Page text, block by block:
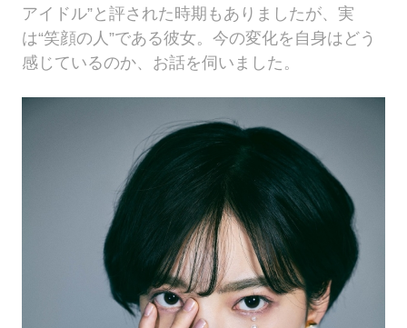
アイドル”と評された時期もありましたが、実
は“笑顔の人”である彼女。今の変化を自身はどう
感じているのか、お話を伺いました。